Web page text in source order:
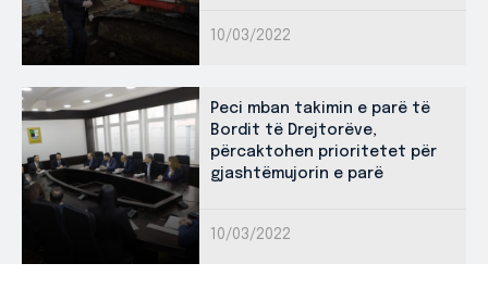
10/03/2022
Peci mban takimin e parë të
Bordit të Drejtorëve,
përcaktohen prioritetet për
gjashtëmujorin e parë
10/03/2022